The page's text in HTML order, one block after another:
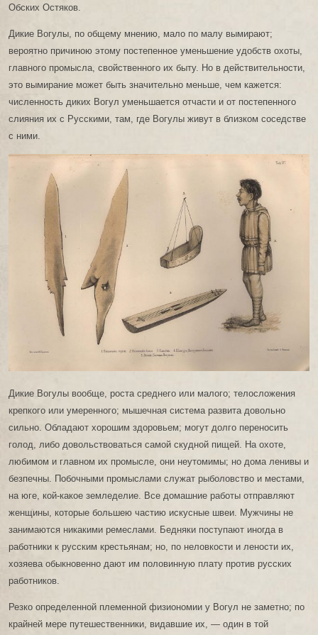
Обских Остяков.
Дикие Вогулы, по общему мнению, мало по малу вымирают;
вероятно причиною этому постепенное уменьшение удобств охоты,
главного промысла, свойственного их быту. Но в действительности,
это вымирание может быть значительно меньше, чем кажется:
численность диких Вогул уменьшается отчасти и от постепенного
слияния их с Русскими, там, где Вогулы живут в близком соседстве
с ними.
Дикие Вогулы вообще, роста среднего или малого; телосложения
крепкого или умеренного; мышечная система развита довольно
сильно. Обладают хорошим здоровьем; могут долго переносить
голод, либо довольствоваться самой скудной пищей. На охоте,
любимом и главном их промысле, они неутомимы; но дома ленивы и
безпечны. Побочными промыслами служат рыболовство и местами,
на юге, кой-какое земледелие. Все домашние работы отправляют
женщины, которые большею частию искусные швеи. Мужчины не
занимаются никакими ремеслами. Бедняки поступают иногда в
работники к русским крестьянам; но, по неловкости и лености их,
хозяева обыкновенно дают им половинную плату против русских
работников.
Резко определенной племенной физиономии у Вогул не заметно; по
крайней мере путешественники, видавшие их, — один в той